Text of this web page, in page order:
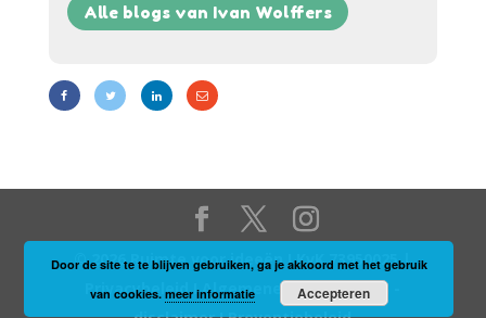
Alle blogs van Ivan Wolffers
© 2026 Ruimte voor ideeën I KvK 73950025 |
PrivacybeleidIAlgemene voorwaarden -
Door de site te te blijven gebruiken, ga je akkoord met het gebruik
van cookies. meer informatie Accepteren